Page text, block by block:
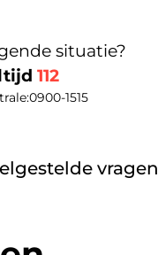
situatie?
112
0900-1515
vragen